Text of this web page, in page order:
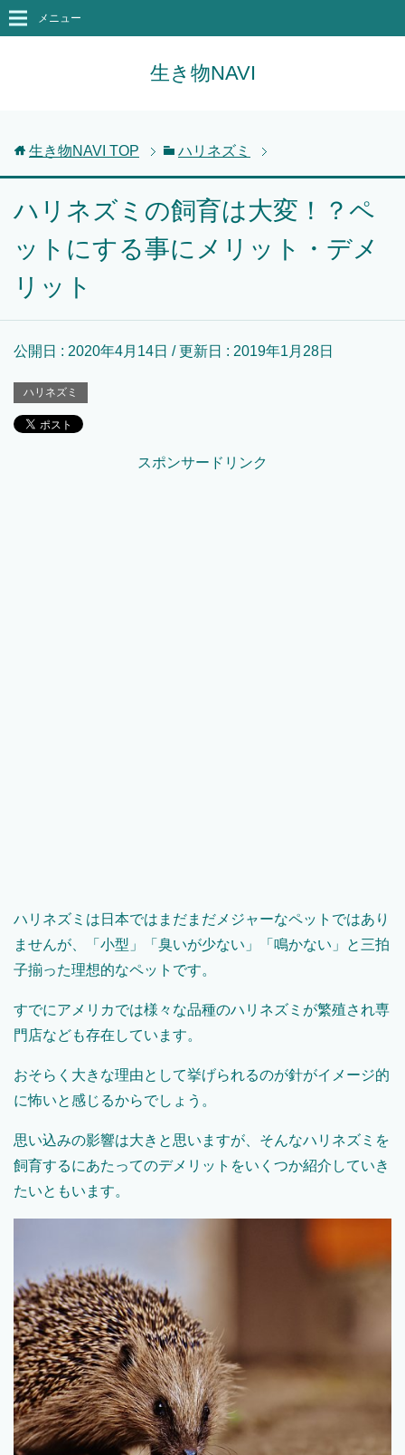
生き物NAVI
メニュー
生き物NAVI TOP ハリネズミ
ハリネズミの飼育は大変！？ペ
ットにする事にメリット・デメ
リット
公開日 : 2020年4月14日 / 更新日 : 2019年1月28日
ハリネズミ
スポンサードリンク
ハリネズミは日本ではまだまだメジャーなペットではあり
ませんが、「小型」「臭いが少ない」「鳴かない」と三拍
子揃った理想的なペットです。
すでにアメリカでは様々な品種のハリネズミが繁殖され専
門店なども存在しています。
おそらく大きな理由として挙げられるのが針がイメージ的
に怖いと感じるからでしょう。
思い込みの影響は大きと思いますが、そんなハリネズミを
飼育するにあたってのデメリットをいくつか紹介していき
たいともいます。